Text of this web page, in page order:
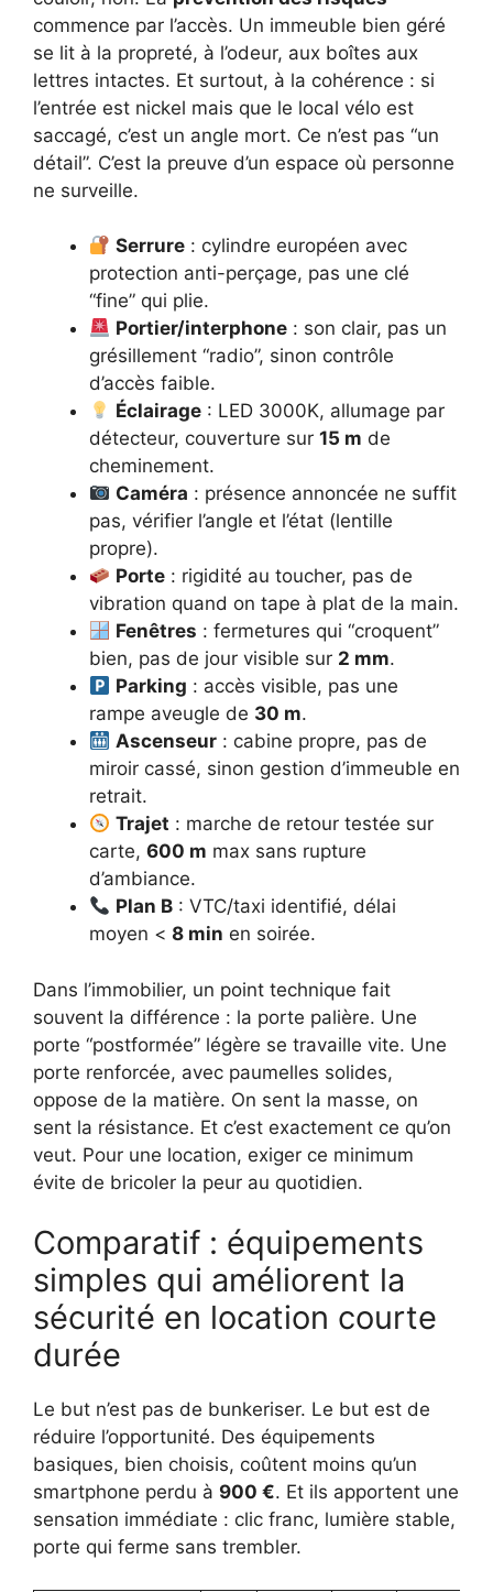
commence par l’accès. Un immeuble bien géré
se lit à la propreté, à l’odeur, aux boîtes aux
lettres intactes. Et surtout, à la cohérence : si
l’entrée est nickel mais que le local vélo est
saccagé, c’est un angle mort. Ce n’est pas “un
détail”. C’est la preuve d’un espace où personne
ne surveille.
Serrure : cylindre européen avec
protection anti-perçage, pas une clé
“fine” qui plie.
Portier/interphone : son clair, pas un
grésillement “radio”, sinon contrôle
d’accès faible.
Éclairage : LED 3000K, allumage par
détecteur, couverture sur 15 m de
cheminement.
Caméra : présence annoncée ne suffit
pas, vérifier l’angle et l’état (lentille
propre).
Porte : rigidité au toucher, pas de
vibration quand on tape à plat de la main.
Fenêtres : fermetures qui “croquent”
bien, pas de jour visible sur 2 mm.
Parking : accès visible, pas une
rampe aveugle de 30 m.
Ascenseur : cabine propre, pas de
miroir cassé, sinon gestion d’immeuble en
retrait.
Trajet : marche de retour testée sur
carte, 600 m max sans rupture
d’ambiance.
Plan B : VTC/taxi identifié, délai
moyen < 8 min en soirée.
Dans l’immobilier, un point technique fait
souvent la différence : la porte palière. Une
porte “postformée” légère se travaille vite. Une
porte renforcée, avec paumelles solides,
oppose de la matière. On sent la masse, on
sent la résistance. Et c’est exactement ce qu’on
veut. Pour une location, exiger ce minimum
évite de bricoler la peur au quotidien.
Comparatif : équipements
simples qui améliorent la
sécurité en location courte
durée
Le but n’est pas de bunkeriser. Le but est de
réduire l’opportunité. Des équipements
basiques, bien choisis, coûtent moins qu’un
smartphone perdu à 900 €. Et ils apportent une
sensation immédiate : clic franc, lumière stable,
porte qui ferme sans trembler.